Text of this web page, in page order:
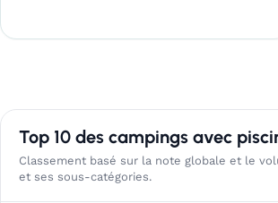
Top 10 des campings avec
Classement basé sur la note globale et le
et ses sous-catégories.